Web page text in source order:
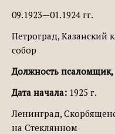
09.1923—01.1924 гг.
Петроград, Казанский
собор
Должность
Дата начала: 1925 г.
Ленинград,
на Стеклянном